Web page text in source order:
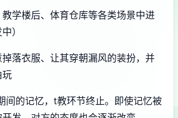
学楼后、体育仓库等各类场景中进
）
落衣服、让其穿朝漏风的装扮，并
玩
间的记忆，t教环节终止。即使记忆被